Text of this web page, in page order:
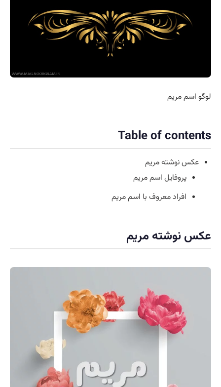
لوگو اسم مریم
Table of contents
عکس نوشته مریم
پروفایل اسم مریم
افراد معروف با اسم مریم
عکس نوشته مریم